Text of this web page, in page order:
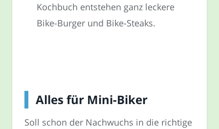
Kochbuch entstehen ganz leckere
Bike-Burger und Bike-Steaks.
Alles für Mini-Biker
Soll schon der Nachwuchs in die richtige